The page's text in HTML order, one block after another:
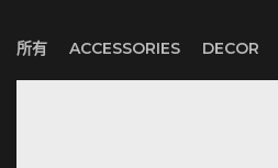
所有 ACCESSORIES DECOR